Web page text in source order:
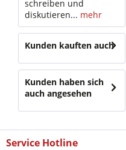
schreiben und
diskutieren... mehr
Kunden kauften auch
Kunden haben sich
auch angesehen
Service Hotline